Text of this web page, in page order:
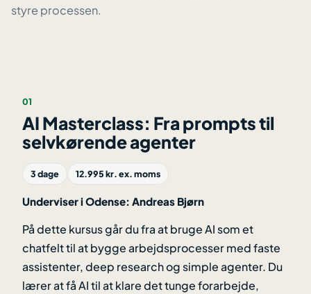
styre processen.
01
AI Masterclass: Fra prompts til
selvkørende agenter
3 dage 12.995 kr. ex. moms
Underviser i Odense: Andreas Bjørn
På dette kursus går du fra at bruge AI som et
chatfelt til at bygge arbejdsprocesser med faste
assistenter, deep research og simple agenter. Du
lærer at få AI til at klare det tunge forarbejde,